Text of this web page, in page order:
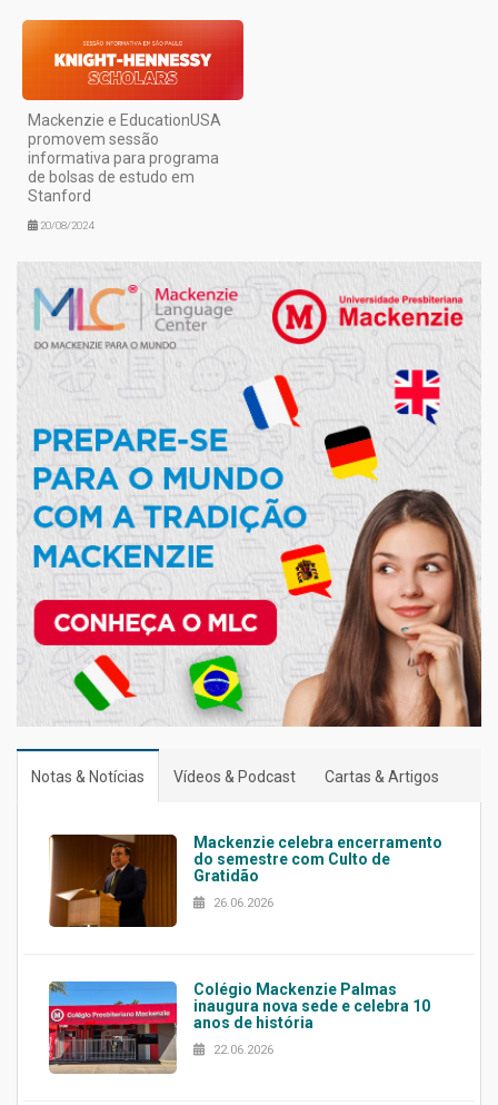
Mackenzie e EducationUSA
promovem sessão
informativa para programa
de bolsas de estudo em
Stanford
20/08/2024
Notas & Notícias Vídeos & Podcast Cartas & Artigos
Mackenzie celebra encerramento
do semestre com Culto de
Gratidão
26.06.2026
Colégio Mackenzie Palmas
inaugura nova sede e celebra 10
anos de história
22.06.2026